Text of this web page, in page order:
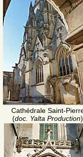
Cathédrale Saint-
(doc. Yalta Production)